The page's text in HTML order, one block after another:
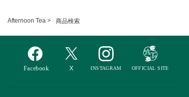
Afternoon Tea > 商品検索